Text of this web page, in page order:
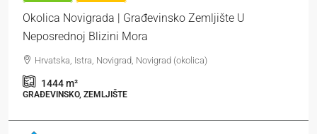
Okolica Novigrada | Građevinsko Zemljište U
Neposrednoj Blizini Mora
Hrvatska, Istra, Novigrad, Novigrad (okolica)
1444m²
GRAĐEVINSKO, ZEMLJIŠTE